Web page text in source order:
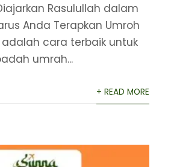
Rasulullah dalam
Anda Terapkan Umroh
cara terbaik untuk
umrah...
+ READ MORE